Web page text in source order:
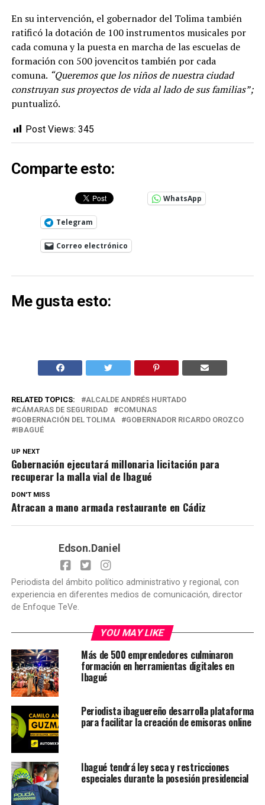
En su intervención, el gobernador del Tolima también
ratificó la dotación de 100 instrumentos musicales por
cada comuna y la puesta en marcha de las escuelas de
formación con 500 jovencitos también por cada
comuna. “Queremos que los niños de nuestra ciudad
construyan sus proyectos de vida al lado de sus familias”;
puntualizó.
Post Views: 345
Comparte esto:
WhatsApp
Telegram
Correo electrónico
Me gusta esto:
RELATED TOPICS:
ALCALDE ANDRÉS HURTADO
CÁMARAS DE SEGURIDAD
COMUNAS
GOBERNACIÓN DEL TOLIMA
GOBERNADOR RICARDO OROZCO
IBAGUÉ
UP NEXT
Gobernación ejecutará millonaria licitación para
recuperar la malla vial de Ibagué
DON'T MISS
Atracan a mano armada restaurante en Cádiz
Edson.Daniel
Periodista del ámbito político administrativo y regional, con
experiencia en diferentes medios de comunicación, director
de Enfoque TeVe.
YOU MAY LIKE
Más de 500 emprendedores culminaron
formación en herramientas digitales en
Ibagué
Periodista ibaguereño desarrolla plataforma
para facilitar la creación de emisoras online
Ibagué tendrá ley seca y restricciones
especiales durante la posesión presidencial